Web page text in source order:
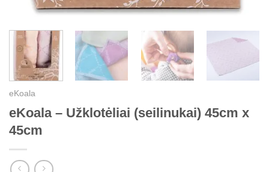
eKoala
eKoala – Užklotėliai (seilinukai) 45cm x
45cm